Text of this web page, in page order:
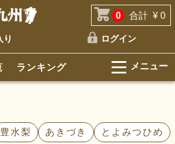
り ログイン
0 合計 ¥ 0
ランキング メニュー
豊水梨 あきづき とよみつひめ